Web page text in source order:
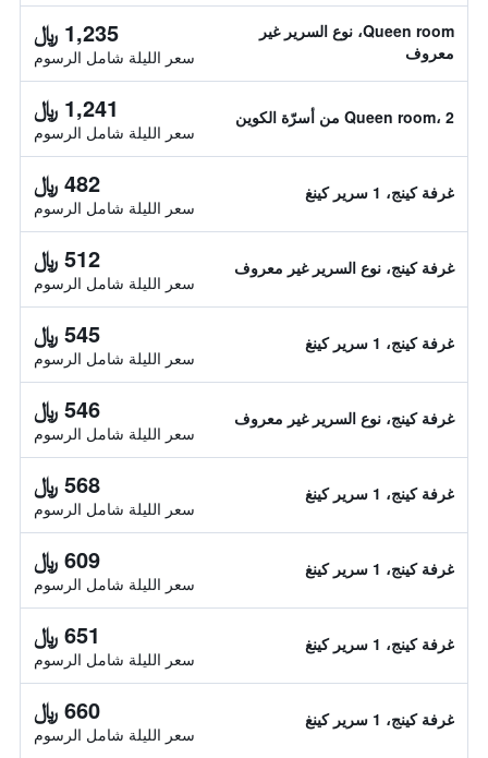
Queen room، نوع السرير غير
معروف
1,235 ﷼
سعر الليلة شامل الرسوم
Queen room، 2 من أسرّة الكوين 1,241 ﷼
سعر الليلة شامل الرسوم
غرفة كينج، 1 سرير كينغ 482 ﷼
سعر الليلة شامل الرسوم
غرفة كينج، نوع السرير غير معروف 512 ﷼
سعر الليلة شامل الرسوم
غرفة كينج، 1 سرير كينغ 545 ﷼
سعر الليلة شامل الرسوم
غرفة كينج، نوع السرير غير معروف 546 ﷼
سعر الليلة شامل الرسوم
غرفة كينج، 1 سرير كينغ 568 ﷼
سعر الليلة شامل الرسوم
غرفة كينج، 1 سرير كينغ 609 ﷼
سعر الليلة شامل الرسوم
غرفة كينج، 1 سرير كينغ 651 ﷼
سعر الليلة شامل الرسوم
غرفة كينج، 1 سرير كينغ 660 ﷼
سعر الليلة شامل الرسوم